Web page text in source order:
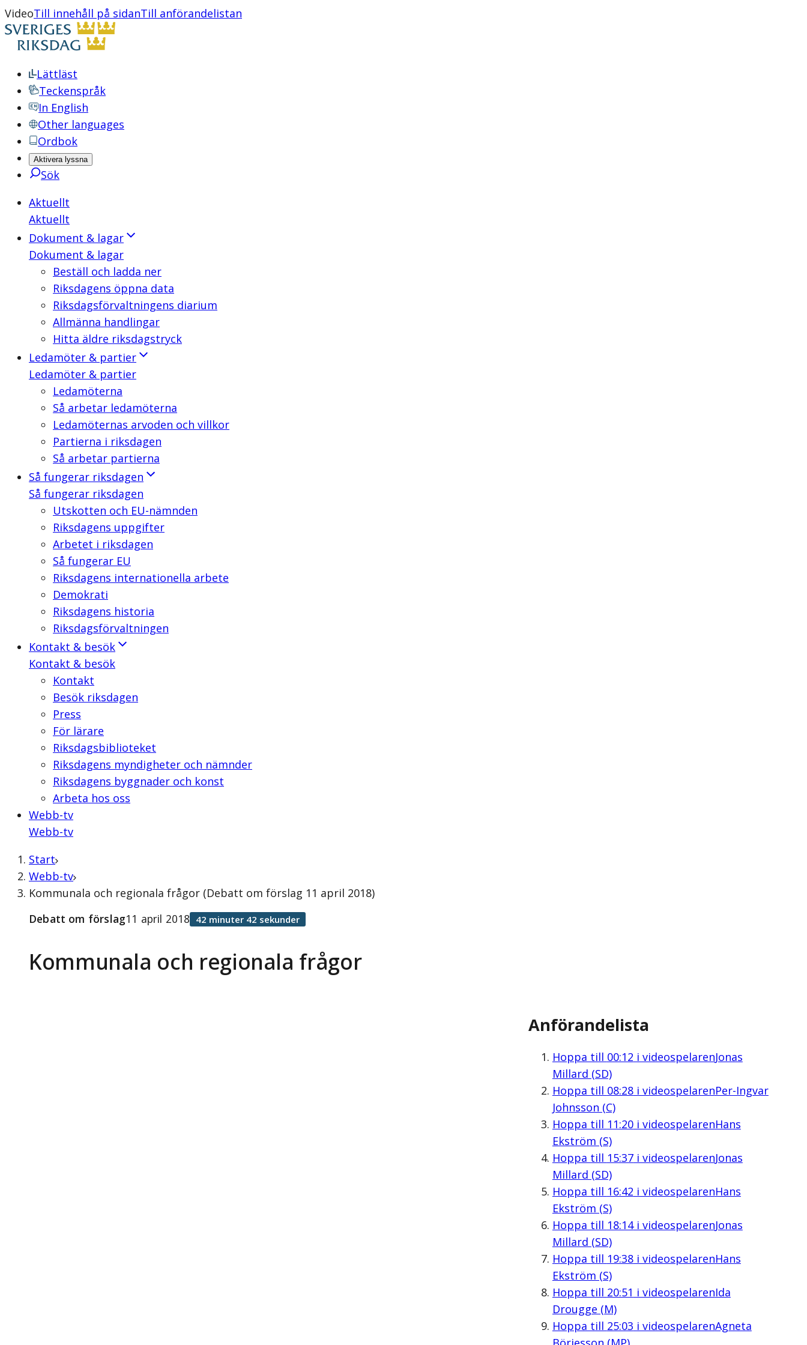
VideoTill innehåll på sidanTill anförandelistan
Lättläst
Teckenspråk
In English
Other languages
Ordbok
Aktivera lyssna
Sök
Aktuellt
Aktuellt
Dokument & lagar
Dokument & lagar
Beställ och ladda ner
Riksdagens öppna data
Riksdagsförvaltningens diarium
Allmänna handlingar
Hitta äldre riksdagstryck
Ledamöter & partier
Ledamöter & partier
Ledamöterna
Så arbetar ledamöterna
Ledamöternas arvoden och villkor
Partierna i riksdagen
Så arbetar partierna
Så fungerar riksdagen
Så fungerar riksdagen
Utskotten och EU-nämnden
Riksdagens uppgifter
Arbetet i riksdagen
Så fungerar EU
Riksdagens internationella arbete
Demokrati
Riksdagens historia
Riksdagsförvaltningen
Kontakt & besök
Kontakt & besök
Kontakt
Besök riksdagen
Press
För lärare
Riksdagsbiblioteket
Riksdagens myndigheter och nämnder
Riksdagens byggnader och konst
Arbeta hos oss
Webb-tv
Webb-tv
Start
Webb-tv
Kommunala och regionala frågor (Debatt om förslag 11 april 2018)
Kommunala och regionala frågor
Debatt om förslag11 april 2018 42 minuter 42 sekunder
Anförandelista
Hoppa till 00:12 i videospelarenJonas
Millard (SD)
Hoppa till 08:28i videospelarenPer-Ingvar
Johnsson (C)
Hoppa till 11:20i videospelarenHans
Ekström (S)
Hoppa till 15:37i videospelarenJonas
Millard (SD)
Hoppa till 16:42 i videospelarenHans
Ekström (S)
Hoppa till 18:14i videospelarenJonas
Millard (SD)
Hoppa till 19:38i videospelarenHans
Ekström (S)
Hoppa till 20:51 i videospelarenIda
Drougge (M)
Hoppa till 25:03 i videospelarenAgneta